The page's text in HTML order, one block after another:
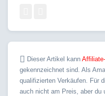
Dieser Artikel kann
gekennzeichnet sind. Als
qualifizierten Verkäufen. Für
auch nicht am Preis, aber du